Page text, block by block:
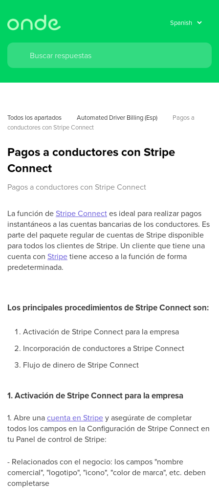
Todos los apartados Automated Driver Billing (Esp)
Pagos a
conductores con Stripe Connect
Pagos a conductores con Stripe
Connect
Pagos a conductores con Stripe Connect
La función deStripe Connectes ideal para realizar pagos
instantáneos a las cuentas bancarias de los conductores. Es
parte del paquete regular de cuentas de Stripe disponible
para todos los clientes de Stripe. Un cliente que tiene una
cuenta con Stripetiene acceso a la función de forma
predeterminada.
Los principales procedimientos de Stripe Connect son:
Activación de Stripe Connect para la empresa
Incorporación de conductores a Stripe Connect
Flujo de dinero de Stripe Connect
1. Activación de Stripe Connect para la empresa
1. Abre unacuenta en Stripey asegúrate de completar
todos los campos en la Configuración de Stripe Connect en
tu Panel de control de Stripe:
- Relacionados con el negocio: los campos "nombre
comercial", "logotipo", "icono", "color de marca", etc. deben
completarse